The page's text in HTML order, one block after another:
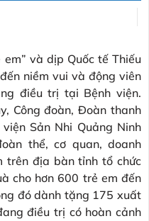
và dịp Quốc tế Thiếu
niềm vui và động viên
điều trị tại Bệnh viện.
Công đoàn, Đoàn thanh
Sản Nhi Quảng Ninh
thể, cơ quan, doanh
trên địa bàn tỉnh tổ chức
cho hơn 600 trẻ em đến
đó dành tặng 175 xuất
điều trị có hoàn cảnh